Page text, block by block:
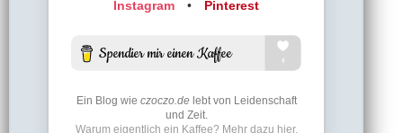
Instagram
• Pinterest
Ein Blog wie czoczo.delebt von Leidenschaft
und Zeit.
Warum eigentlich ein Kaffee? Mehr dazu hier.